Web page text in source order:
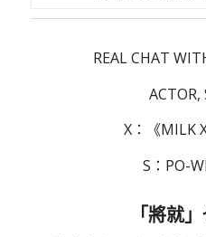
REAL CHAT
ACTOR,
X：《MILK
S：PO-
「將就